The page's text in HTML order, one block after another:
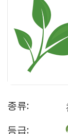
종류:
등급: